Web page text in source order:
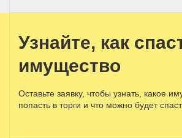
Узнайте, как
имущество
Оставьте заявку, чтобы узнать, какое
попасть в торги и что можно будет